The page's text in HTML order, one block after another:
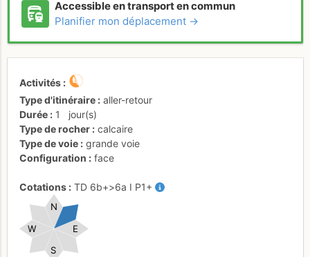
Accessible en transport en commun
Planifier mon déplacement →
Activités
Type d'itinéraire
aller-retour
Durée
1
jour(s)
Type de rocher
calcaire
Type de voie
grande voie
Configuration
face
Cotations TD 6b+>6a I P1+
E
W
S
N